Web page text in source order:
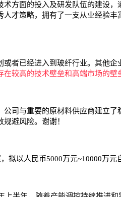
面的投入及研发队伍的建设，
才策略，拥有了一支从业经验
已经进入到玻纤行业。其他企
较高的技术壁垒和高端市场的
与重要的原材料供应商建立了
避风险。谢谢！
以人民币5000万元~10000万元